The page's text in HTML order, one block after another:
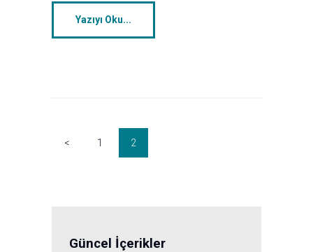
Yazıyı Oku...
pagination
< PAGE
1 PAGE
2
Güncel İçerikler